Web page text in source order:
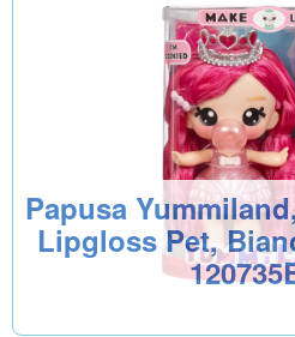
Papusa
Lipgloss Pet,